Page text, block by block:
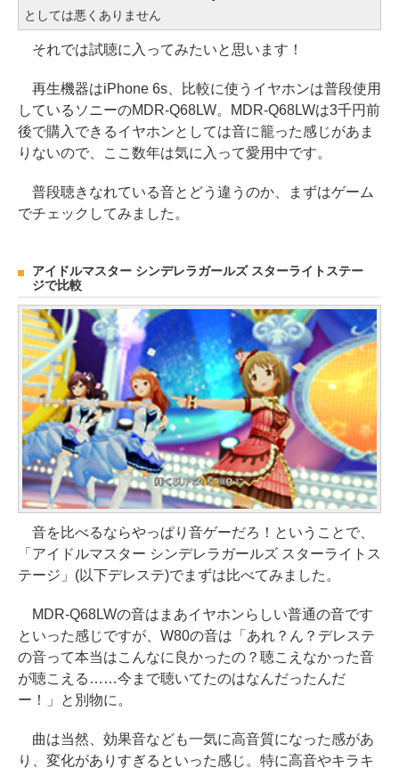
としては悪くありません
それでは試聴に入ってみたいと思います！
再生機器はiPhone 6s、比較に使うイヤホンは普段使用
しているソニーのMDR-Q68LW。MDR-Q68LWは3千円前
後で購入できるイヤホンとしては音に籠った感じがあま
りないので、ここ数年は気に入って愛用中です。
普段聴きなれている音とどう違うのか、まずはゲーム
でチェックしてみました。
アイドルマスター シンデレラガールズ スターライトステー
ジで比較
音を比べるならやっぱり音ゲーだろ！ということで、
「アイドルマスター シンデレラガールズ スターライトス
テージ」(以下デレステ)でまずは比べてみました。
MDR-Q68LWの音はまあイヤホンらしい普通の音です
といった感じですが、W80の音は「あれ？ん？デレステ
の音って本当はこんなに良かったの？聴こえなかった音
が聴こえる……今まで聴いてたのはなんだったんだ
ー！」と別物に。
曲は当然、効果音なども一気に高音質になった感があ
り、変化がありすぎるといった感じ。特に高音やキラキ